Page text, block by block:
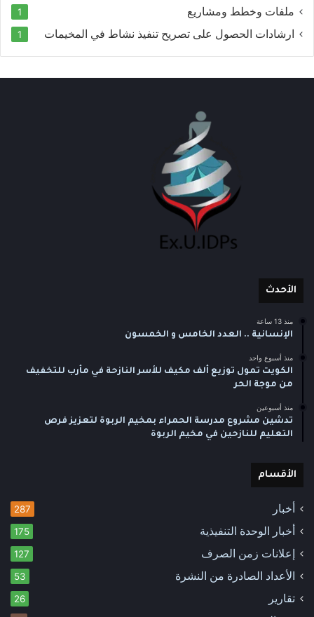
ملفات وخطط ومشاريع 1
ارشادات الحصول على تصريح تنفيذ نشاط في المخيمات 1
الأحدث
منذ 13 ساعة
الإنسانية .. العدد الخامس و الخمسون
منذ أسبوع واحد
الكويت تمول توزيع ألف مكيف للأسر النازحة في مأرب للتخفيف
من موجة الحر
منذ أسبوعين
تدشين مشروع مدرسة الحمراء بمخيم الربوة لتعزيز فرص
التعليم للنازحين في مخيم الربوة
الأقسام
أخبار 287
أخبار الوحدة التنفيذية 175
إعلانات زمن الصرف 127
الأعداد الصادرة من النشرة 53
تقارير 26